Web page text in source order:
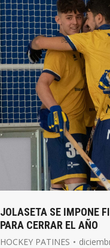
JOLASETA SE IMPONE
PARA CERRAR EL AÑO
HOCKEY PATINES